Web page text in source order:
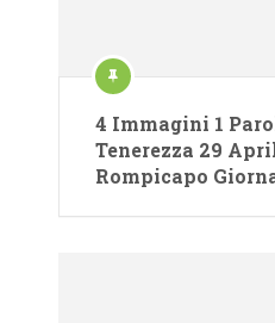
4 Immagini 1
Tenerezza 29
Rompicapo